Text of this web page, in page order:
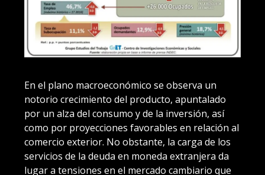
En el plano macroeconómico se observa un
notorio crecimiento del producto, apuntalado
por un alza del consumo y de la inversión, así
como por proyecciones favorables en relación al
comercio exterior. No obstante, la carga de los
servicios de la deuda en moneda extranjera da
lugar a tensiones en el mercado cambiario que